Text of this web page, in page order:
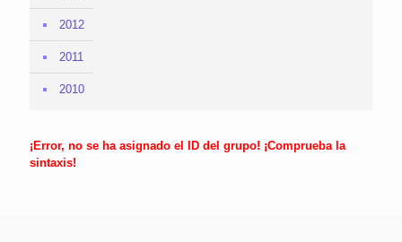
2012
2011
2010
¡Error, no se ha asignado el ID del grupo! ¡Comprueba la
sintaxis!